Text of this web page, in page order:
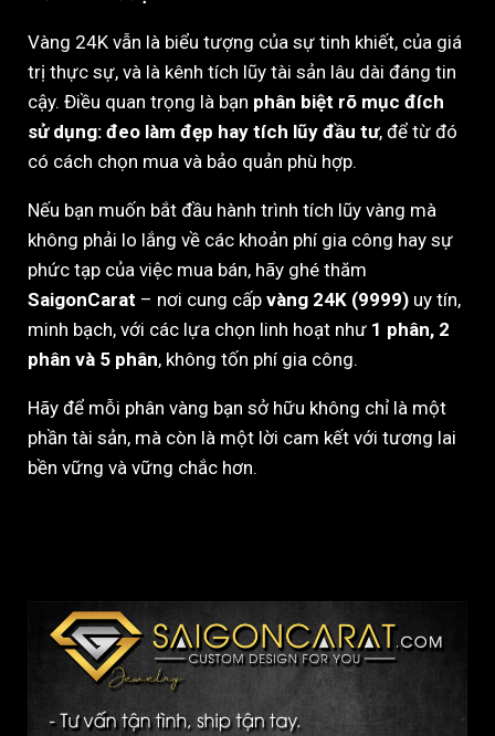
Vàng 24K vẫn là biểu tượng của sự tinh khiết, của giá
trị thực sự, và là kênh tích lũy tài sản lâu dài đáng tin
cậy. Điều quan trọng là bạn phân biệt rõ mục đích
sử dụng: đeo làm đẹp hay tích lũy đầu tư, để từ đó
có cách chọn mua và bảo quản phù hợp.
Nếu bạn muốn bắt đầu hành trình tích lũy vàng mà
không phải lo lắng về các khoản phí gia công hay sự
phức tạp của việc mua bán, hãy ghé thăm
SaigonCarat – nơi cung cấp vàng 24K (9999) uy tín,
minh bạch, với các lựa chọn linh hoạt như 1 phân, 2
phân và 5 phân, không tốn phí gia công.
Hãy để mỗi phân vàng bạn sở hữu không chỉ là một
phần tài sản, mà còn là một lời cam kết với tương lai
bền vững và vững chắc hơn.